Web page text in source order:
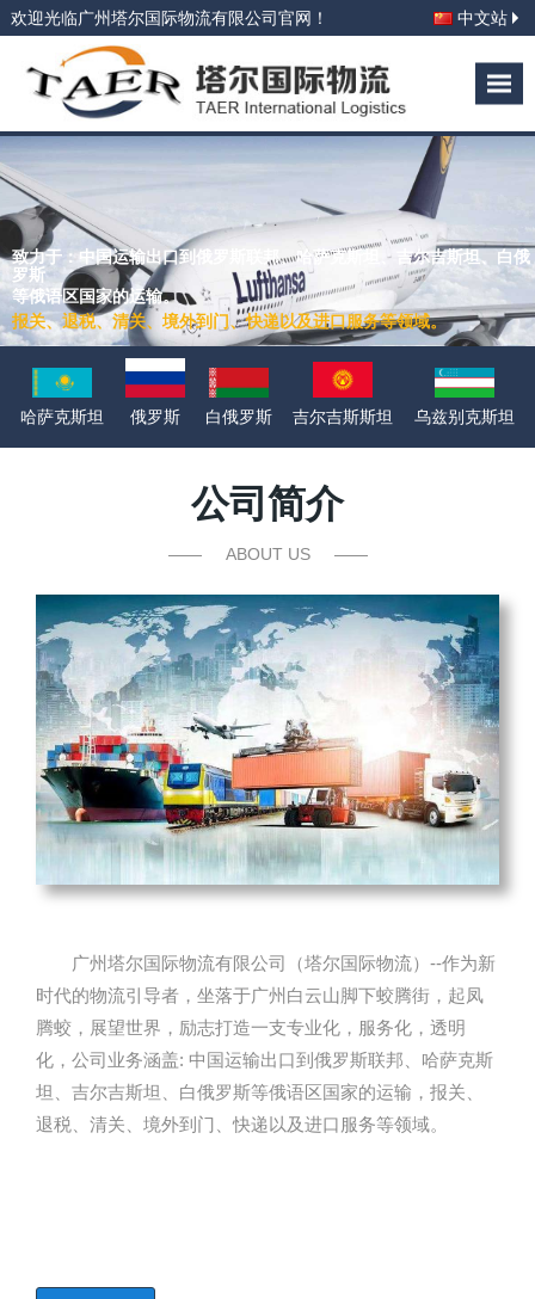
欢迎光临广州塔尔国际物流有限公司官网！ 中文站
致力于：中国运输出口到俄罗斯联邦、哈萨克斯坦、吉尔吉斯坦、白俄
罗斯
等俄语区国家的运输。
报关、退税、清关、境外到门、快递以及进口服务等领域。
哈萨克斯坦 俄罗斯 白俄罗斯 吉尔吉斯斯坦 乌兹别克斯坦
公司简介
—— ABOUT US ——
广州塔尔国际物流有限公司（塔尔国际物流）--作为新
时代的物流引导者，坐落于广州白云山脚下蛟腾街，起凤
腾蛟，展望世界，励志打造一支专业化，服务化，透明
化，公司业务涵盖: 中国运输出口到俄罗斯联邦、哈萨克斯
坦、吉尔吉斯坦、白俄罗斯等俄语区国家的运输，报关、
退税、清关、境外到门、快递以及进口服务等领域。